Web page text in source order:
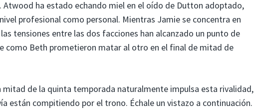
Atwood ha estado echando miel en el oído de Dutton adoptado,
profesional como personal. Mientras Jamie se concentra en
tensiones entre las dos facciones han alcanzado un punto de
como Beth prometieron matar al otro en el final de mitad de
de la quinta temporada naturalmente impulsa esta rivalidad,
están compitiendo por el trono. Échale un vistazo a continuación.